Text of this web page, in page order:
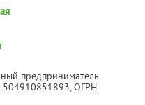
предприниматель
, ОГРН